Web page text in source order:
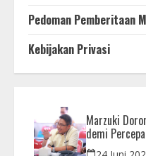
Pedoman Pemberitaan
Kebijakan Privasi
Marzuki
demi
Daerah